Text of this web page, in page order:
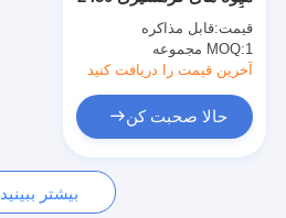
دستگاه خشک کن خلاءصنعتی
قیمت:قابل مذاکره
MOQ:1 مجموعه
آخرین قیمت را دریافت کنید
حالا صحبت کن
بیشتر ببینید